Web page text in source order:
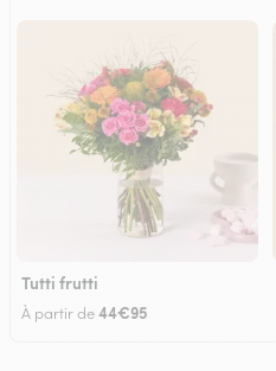
Tutti frutti
À partir de44€95